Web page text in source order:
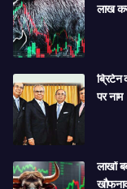
लाख
ब्रिटेन
पर नाम
लाखों